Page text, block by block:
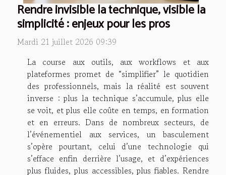
Rendre invisible la technique, visible la
simplicité : enjeux pour les pros
Mardi 21 juillet 2026 09:39
La course aux outils, aux workflows et aux
plateformes promet de “simplifier” le quotidien
des professionnels, mais la réalité est souvent
inverse : plus la technique s’accumule, plus elle
se voit, et plus elle coûte en temps, en formation
et en erreurs. Dans de nombreux secteurs, de
l’événementiel aux services, un basculement
s’opère pourtant, celui d’une technologie qui
s’efface enfin derrière l’usage, et d’expériences
plus fluides, plus accessibles, plus fiables. Rendre